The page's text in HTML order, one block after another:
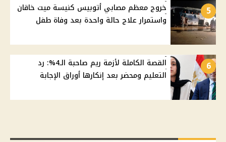
5
خروج معظم مصابي أتوبيس كنيسة ميت خاقان
واستمرار علاج حالة واحدة بعد وفاة طفل
6
القصة الكاملة لأزمة ريم صاحبة الـ4%: رد
التعليم ومحضر بعد إنكارها أوراق الإجابة